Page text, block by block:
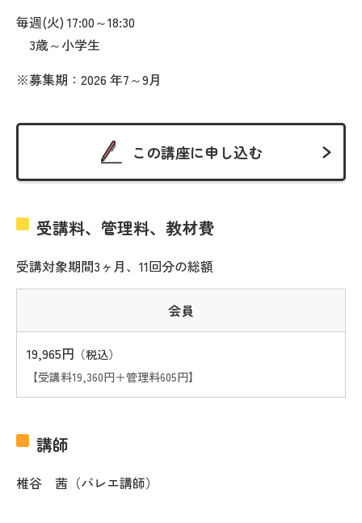
毎週(火) 17:00～18:30
3歳～小学生
※募集期：2026 年7～9月
この講座に申し込む
受講料、管理料、教材費
受講対象期間3ヶ月、11回分の総額
会員
19,965円 （税込）
【受講料19,360円＋管理料605円】
講師
椎谷 茜（バレエ講師）